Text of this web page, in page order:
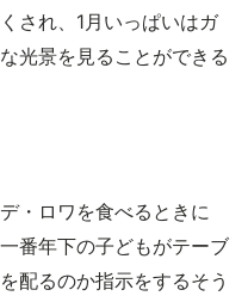
され、1月いっぱいはガ
光景を見ることができる
・ロワを食べるときに
番年下の子どもがテーブ
配るのか指示をするそう